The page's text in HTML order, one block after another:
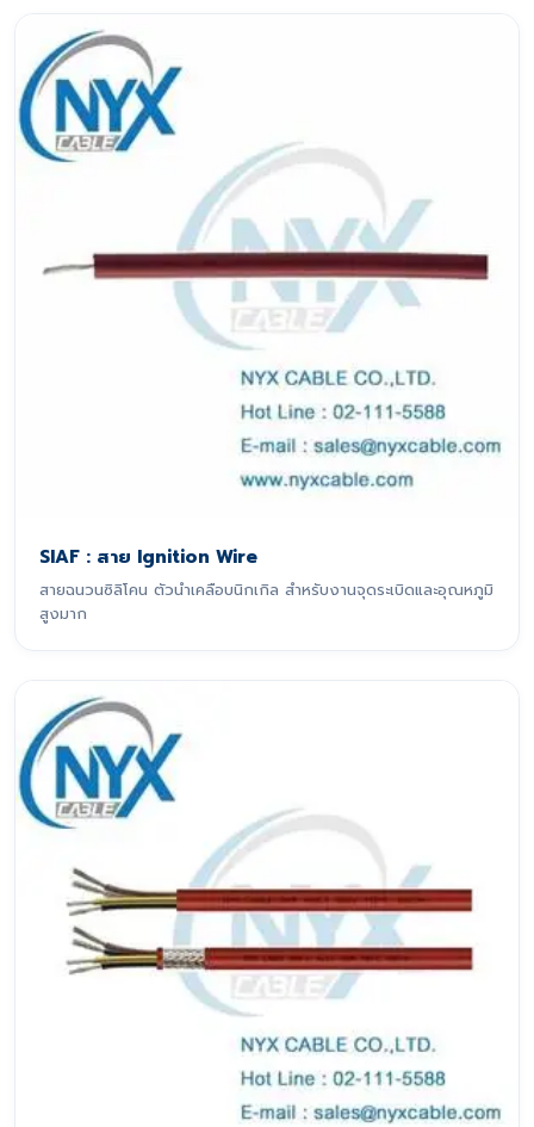
SIAF : สาย Ignition Wire
สายฉนวนซิลิโคน ตัวนำเคลือบนิกเกิล สำหรับงานจุดระเบิดและอุณหภูมิ
สูงมาก